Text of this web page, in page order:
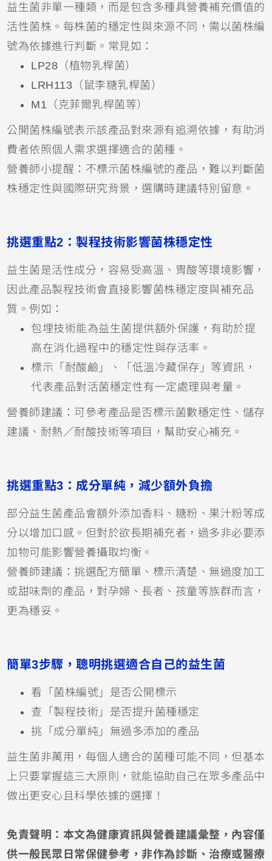
益生菌非單一種類，而是包含多種具營養補充價值的
活性菌株。每株菌的穩定性與來源不同，需以菌株編
號為依據進行判斷。常見如：
LP28（植物乳桿菌）
LRH113（鼠李糖乳桿菌）
M1（克菲爾乳桿菌等）
公開菌株編號表示該產品對來源有追溯依據，有助消
費者依照個人需求選擇適合的菌種。
營養師小提醒：不標示菌株編號的產品，難以判斷菌
株穩定性與國際研究背景，選購時建議特別留意。
挑選重點2：製程技術影響菌株穩定性
益生菌是活性成分，容易受高溫、胃酸等環境影響，
因此產品製程技術會直接影響菌株穩定度與補充品
質。例如：
包埋技術能為益生菌提供額外保護，有助於提
高在消化過程中的穩定性與存活率。
標示「耐酸鹼」、「低溫冷藏保存」等資訊，
代表產品對活菌穩定性有一定處理與考量。
營養師建議：可參考產品是否標示菌數穩定性、儲存
建議、耐熱／耐酸技術等項目，幫助安心補充。
挑選重點3：成分單純，減少額外負擔
部分益生菌產品會額外添加香料、糖粉、果汁粉等成
分以增加口感。但對於欲長期補充者，過多非必要添
加物可能影響營養攝取均衡。
營養師建議：挑選配方簡單、標示清楚、無過度加工
或甜味劑的產品，對孕婦、長者、孩童等族群而言，
更為穩妥。
簡單3步驟，聰明挑選適合自己的益生菌
看「菌株編號」是否公開標示
查「製程技術」是否提升菌種穩定
挑「成分單純」無過多添加的產品
益生菌非萬用，每個人適合的菌種可能不同，但基本
上只要掌握這三大原則，就能協助自己在眾多產品中
做出更安心且科學依據的選擇！
免責聲明：本文為健康資訊與營養建議彙整，內容僅
供一般民眾日常保健參考，非作為診斷、治療或醫療